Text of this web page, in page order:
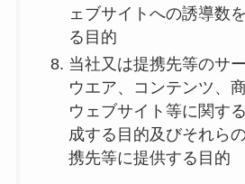
ェブサイトへの誘導数
る目的
当社又は提携先等のサ
ウエア、コンテンツ、
ウェブサイト等に関す
成する目的及びそれら
携先等に提供する目的